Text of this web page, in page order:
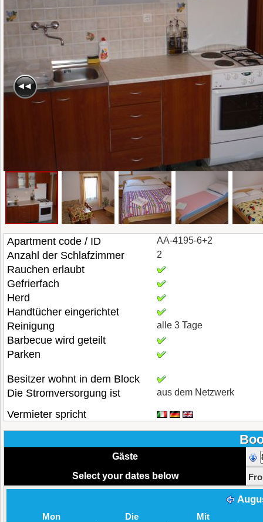
Apartment code / ID AA-4195-6+2
Anzahl der Schlafzimmer 2
Rauchen erlaubt
Gefrierfach
Herd
Handtücher eingerichtet
Reinigung
alle 3 Tage
Barbecue wird geteilt
Parken
Besitzer wohnt in dem Block
Die Stromversorgung ist
aus dem Netzwerk
Vermieter spricht
Gäste
Select your dates below
Mon Die Mit